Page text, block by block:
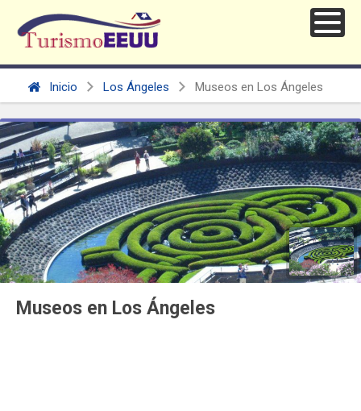
Inicio Los Ángeles Museos en Los Ángeles
Museos en Los Ángeles